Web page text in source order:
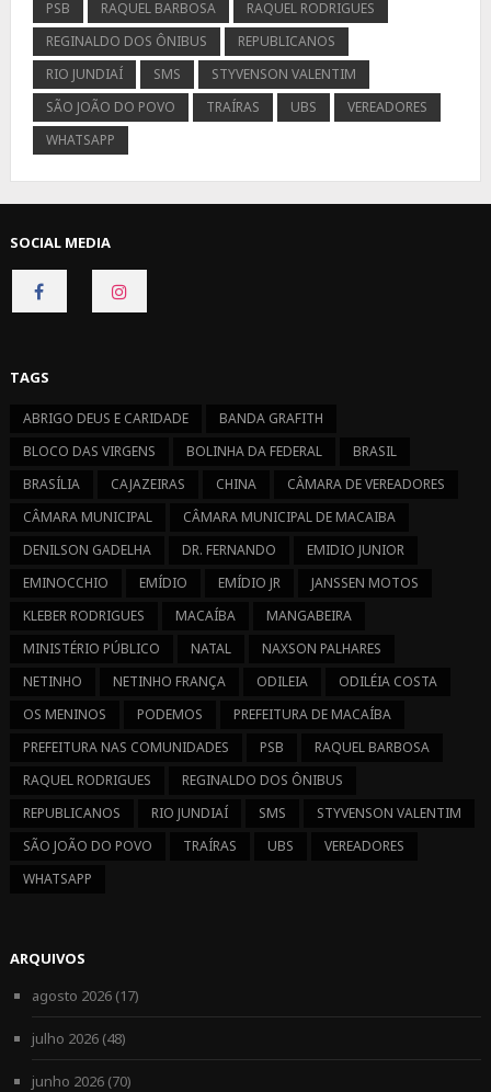
PSB RAQUEL BARBOSA
RAQUEL RODRIGUES
REGINALDO DOS ÔNIBUS
REPUBLICANOS
RIO JUNDIAÍ
SMS
STYVENSON VALENTIM
SÃO JOÃO DO POVO
TRAÍRAS UBS
VEREADORES
WHATSAPP
SOCIAL MEDIA
CONNECT
ON
TAGS
ABRIGO DEUS E CARIDADE
BANDA GRAFITH
BLOCO DAS VIRGENS
BOLINHA DA FEDERAL
BRASIL
BRASÍLIA
CAJAZEIRAS CHINA
CÂMARA DE VEREADORES
CÂMARA MUNICIPAL
CÂMARA MUNICIPAL DE MACAIBA
DENILSON GADELHA
DR. FERNANDO
EMIDIO JUNIOR
EMINOCCHIO
EMÍDIO EMÍDIO JR
JANSSEN MOTOS
KLEBER RODRIGUES
MACAÍBA
MANGABEIRA
MINISTÉRIO PÚBLICO
NATAL
NAXSON PALHARES
NETINHO
NETINHO FRANÇA ODILEIA
ODILÉIA COSTA
OS MENINOS
PODEMOS
PREFEITURA DE MACAÍBA
PREFEITURA NAS COMUNIDADES
PSB
RAQUEL BARBOSA
RAQUEL RODRIGUES
REGINALDO DOS ÔNIBUS
REPUBLICANOS
RIO JUNDIAÍ SMS
STYVENSON VALENTIM
SÃO JOÃO DO POVO
TRAÍRAS UBS
VEREADORES
WHATSAPP
ARQUIVOS
agosto 2026(17)
julho 2026(48)
junho 2026(70)